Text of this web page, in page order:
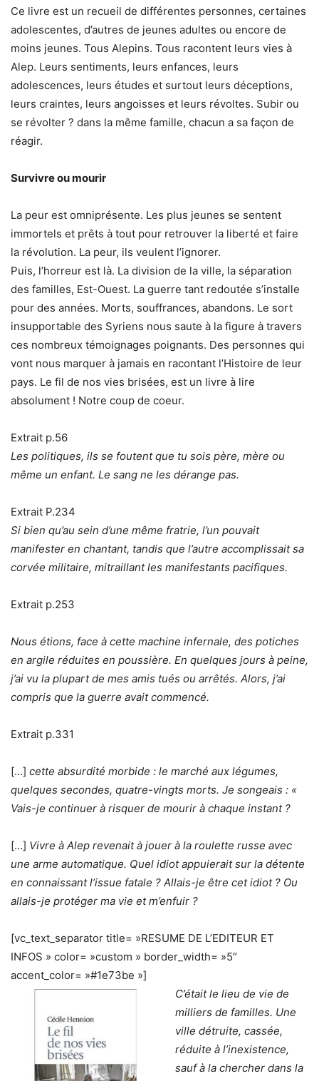
Ce livre est un recueil de différentes personnes, certaines
adolescentes, d’autres de jeunes adultes ou encore de
moins jeunes. Tous Alepins. Tous racontent leurs vies à
Alep. Leurs sentiments, leurs enfances, leurs
adolescences, leurs études et surtout leurs déceptions,
leurs craintes, leurs angoisses et leurs révoltes. Subir ou
se révolter ? dans la même famille, chacun a sa façon de
réagir.
Survivre ou mourir
La peur est omniprésente. Les plus jeunes se sentent
immortels et prêts à tout pour retrouver la liberté et faire
la révolution. La peur, ils veulent l’ignorer.
Puis, l’horreur est là. La division de la ville, la séparation
des familles, Est-Ouest. La guerre tant redoutée s’installe
pour des années. Morts, souffrances, abandons. Le sort
insupportable des Syriens nous saute à la figure à travers
ces nombreux témoignages poignants. Des personnes qui
vont nous marquer à jamais en racontant l’Histoire de leur
pays. Le fil de nos vies brisées, est un livre à lire
absolument ! Notre coup de coeur.
Extrait p.56
Les politiques, ils se foutent que tu sois père, mère ou
même un enfant. Le sang ne les dérange pas.
Extrait P.234
Si bien qu’au sein d’une même fratrie, l’un pouvait
manifester en chantant, tandis que l’autre accomplissait sa
corvée militaire, mitraillant les manifestants pacifiques.
Extrait p.253
Nous étions, face à cette machine infernale, des potiches
en argile réduites en poussière. En quelques jours à peine,
j’ai vu la plupart de mes amis tués ou arrêtés. Alors, j’ai
compris que la guerre avait commencé.
Extrait p.331
[…] cette absurdité morbide : le marché aux légumes,
quelques secondes, quatre-vingts morts. Je songeais : «
Vais-je continuer à risquer de mourir à chaque instant ?
[…] Vivre à Alep revenait à jouer à la roulette russe avec
une arme automatique. Quel idiot appuierait sur la détente
en connaissant l’issue fatale ? Allais-je être cet idiot ? Ou
allais-je protéger ma vie et m’enfuir ?
[vc_text_separator title= »RESUME DE L’EDITEUR ET
INFOS » color= »custom » border_width= »5″
accent_color= »#1e73be »]
C’était le lieu de vie de
milliers de familles. Une
ville détruite, cassée,
réduite à l’inexistence,
sauf à la chercher dans la